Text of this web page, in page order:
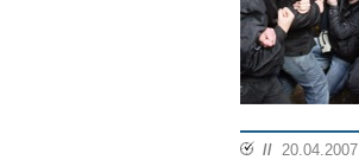
// 20.04.2007